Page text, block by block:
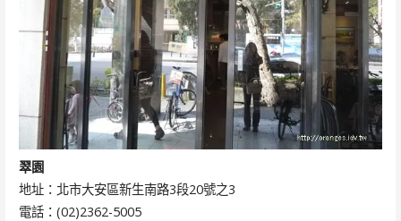
翠園
地址：北市大安區新生南路3段20號之3
電話：(02)2362-5005